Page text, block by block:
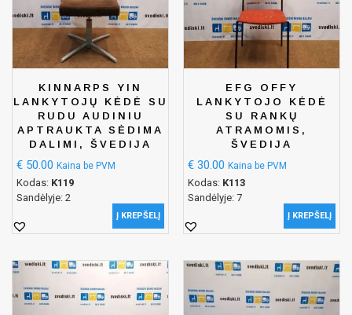
KINNARPS YIN
LANKYTOJŲ KĖDĖ SU
RUDU AUDINIU
APTRAUKTA SĖDIMA
DALIMI, ŠVEDIJA
€ 50.00 Kaina be PVM
Kodas: K119
Sandėlyje: 2
Į KREPŠELĮ
EFG OFFY
LANKYTOJO KĖDĖ
SU RANKŲ
ATRAMOMIS,
ŠVEDIJA
€ 30.00 Kaina be PVM
Kodas: K113
Sandėlyje: 7
Į KREPŠELĮ